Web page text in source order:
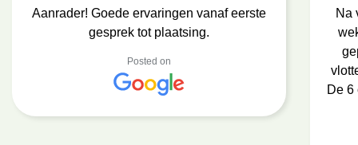
Aanrader! Goede ervaringen vanaf eerste
gesprek tot plaatsing.
Posted on
Na
De 6